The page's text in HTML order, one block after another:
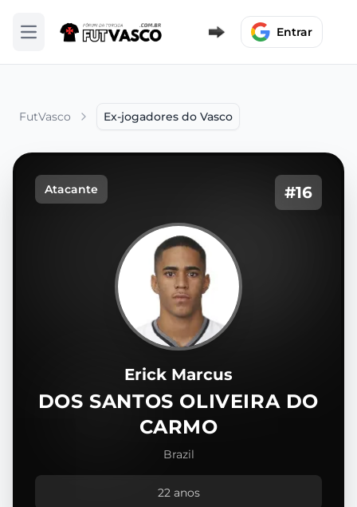
Abrir menu Entrar
FutVasco Ex-jogadores do Vasco
Atacante #16
Erick Marcus
DOS SANTOS OLIVEIRA DO
CARMO
Brazil
22 anos